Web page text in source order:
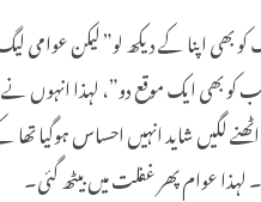
کو بھی اپنا کے دیکھ لو” لیکن
کو بھی ایک موقع دو”، لہذا
جیسی مزید تحریکیں ان کے خلاف اٹھنے لگیں
عوام پھر غفلت میں بیٹھ گئی۔